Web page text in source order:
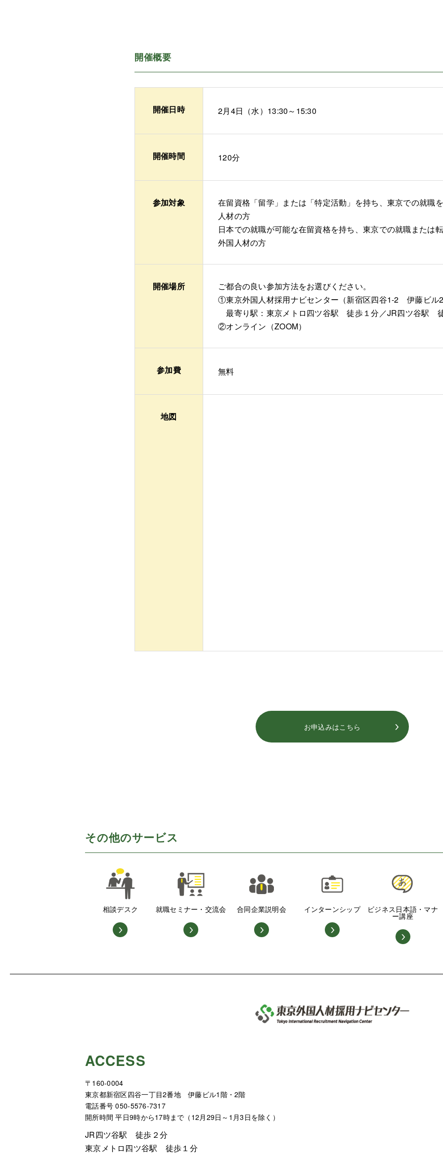
開催概要
開催日時 2月4日（水）13:30～15:30
開催時間 120分
参加対象
在留資格「留学」または「特定活動」を持ち、東京での就職
人材の方
日本での就職が可能な在留資格を持ち、東京での就職または
外国人材の方
開催場所
ご都合の良い参加方法をお選びください。
①東京外国人材採用ナビセンター（新宿区四谷1-2 伊藤ビル
最寄り駅：東京メトロ四ツ谷駅 徒歩１分／JR四ツ谷駅
②オンライン（ZOOM）
参加費 無料
地図
お申込みはこちら
その他のサービス
相談デスク 就職セミナー・交流会 合同企業説明会 インターンシップ ビジネス日本語・マナ
ー講座
ACCESS
〒160-0004
東京都新宿区四谷一丁目2番地 伊藤ビル1階・2階
電話番号 050-5576-7317
開所時間 平日9時から17時まで（12月29日～1月3日を除く）
JR四ツ谷駅 徒歩２分
東京メトロ四ツ谷駅 徒歩１分